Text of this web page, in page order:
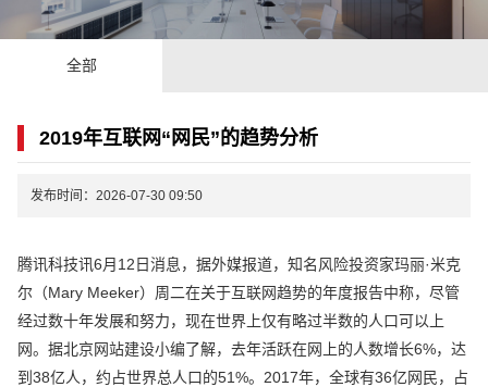
全部
2019年互联网“网民”的趋势分析
发布时间：2026-07-30 09:50
腾讯科技讯6月12日消息，据外媒报道，知名风险投资家玛丽·米克
尔（Mary Meeker）周二在关于互联网趋势的年度报告中称，尽管
经过数十年发展和努力，现在世界上仅有略过半数的人口可以上
网。据北京网站建设小编了解，去年活跃在网上的人数增长6%，达
到38亿人，约占世界总人口的51%。2017年，全球有36亿网民，占